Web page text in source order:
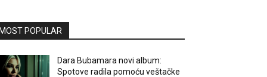
POPULAR
Dara Bubamara novi album:
Spotove radila pomoću veštačke